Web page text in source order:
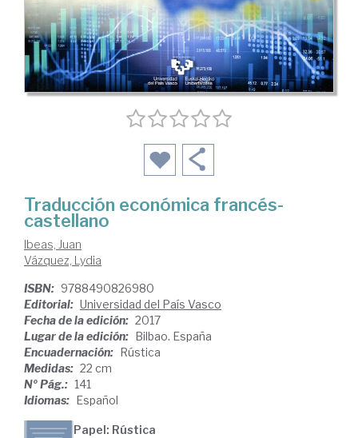
Traducción económica francés-
castellano
Ibeas, Juan
Vázquez, Lydia
ISBN: 9788490826980
Editorial: Universidad del País Vasco
Fecha de la edición: 2017
Lugar de la edición: Bilbao. España
Encuadernación: Rústica
Medidas: 22 cm
Nº Pág.: 141
Idiomas: Español
Papel: Rústica